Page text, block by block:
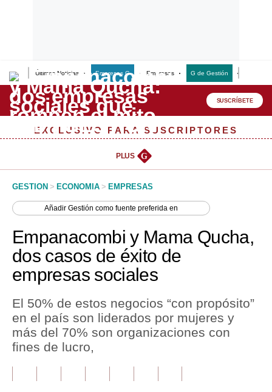
Últimas Noticias Empresas G Empresas G de Gestión
Lo último
Peru Quiosco
Management & Empleo
Perú
Política
Finanzas Personales
Inmobiliarias
Plus G
SUSCRÍBETE
EXCLUSIVO PARA SUSCRIPTORES
PLUS G
GESTION > ECONOMIA > EMPRESAS
AñadirGestión como fuente preferida en
Empanacombi y Mama Qucha,
dos casos de éxito de
empresas sociales
El 50% de estos negocios “con propósito”
en el país son liderados por mujeres y
más del 70% son organizaciones con
fines de lucro,